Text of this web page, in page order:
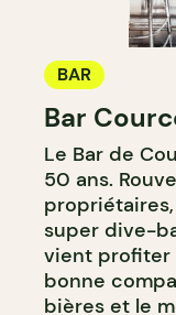
BAR
Bar
Le Bar de
50 ans.
super dive-
vient profiter
bonne
bières et le